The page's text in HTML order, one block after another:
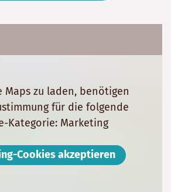
Maps zu laden, benötigen
für die folgende
Kategorie: Marketing
Cookies akzeptieren